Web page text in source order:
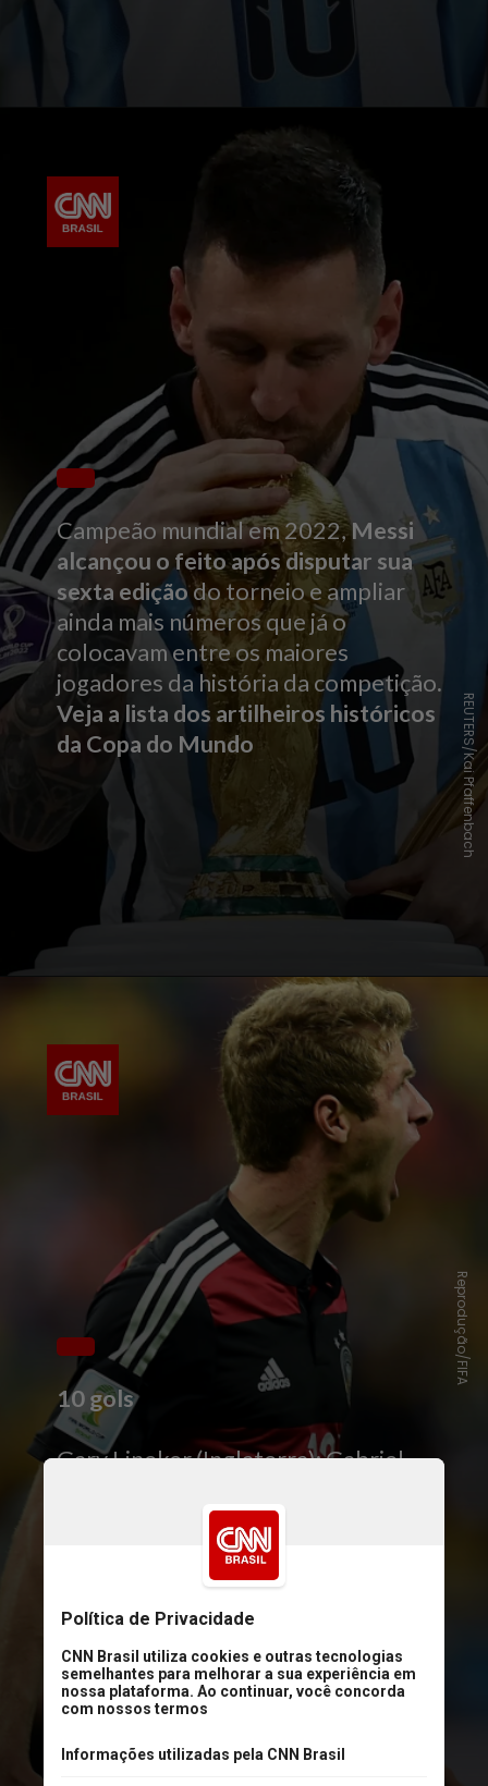
Campeão mundial em 2022,Messi
alcançou o feito após disputar sua
sexta ediçãodo torneio e ampliar
ainda mais números que já o
colocavam entre os maiores
jogadores da história da competição.
Veja a lista dos artilheiros históricos
da Copa do Mundo
REUTERS/Kai Pfaffenbach
10 gols
Gary Lineker (Inglaterra); Gabriel
Cubillas (Peru) – 10 gols;
(Alemanha)
Reprodução/FIFA